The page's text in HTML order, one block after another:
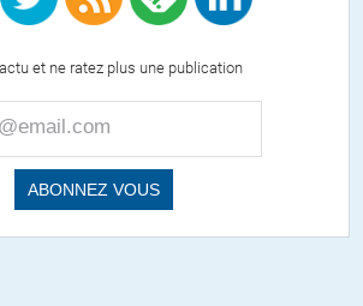
je confirme:
centaines de milliers de morts;
des milliers de morts;
de Félix Moumié à Genève par les
et ne ratez plus une publication